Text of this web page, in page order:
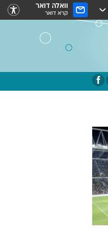
וואלה דואר
קרא דואר